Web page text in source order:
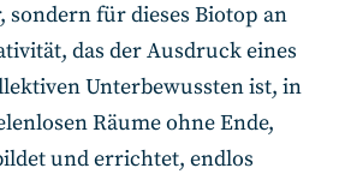
für dieses Biotop an
das der Ausdruck eines
Unterbewussten ist, in
Räume ohne Ende,
und errichtet, endlos